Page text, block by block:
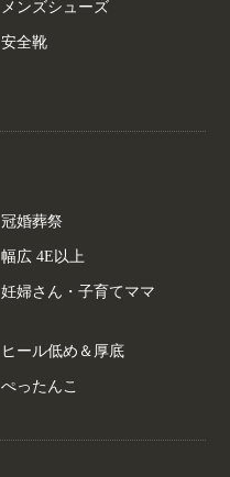
メンズシューズ
安全靴
冠婚葬祭
幅広 4E以上
妊婦さん・子育てママ
ヒール低め＆厚底
ぺったんこ